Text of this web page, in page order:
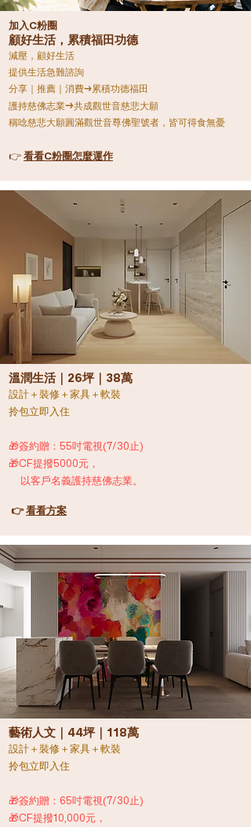
加入C粉圈
顧好生活，累積福田功德
減壓，顧好生活
提供生活急難諮詢
分享｜推薦｜消費→累積功德福田
護持慈佛志業→共成觀世音慈悲大願
稱唸慈悲大願圓滿觀世音尊佛聖號者，皆可得食無憂
👉 看看C粉圈怎麼運作
溫潤生活｜26坪｜38萬
設計＋裝修＋家具＋軟裝
拎包立即入住
🎁簽約贈：55吋電視(7/30止)
🎁CF提撥5000元，
以客戶名義護持慈佛志業。
👉看看方案
藝術人文｜44坪｜118萬
設計＋裝修＋家具＋軟裝
拎包立即入住
🎁簽約贈：65吋電視(7/30止)
🎁CF提撥10,000元，